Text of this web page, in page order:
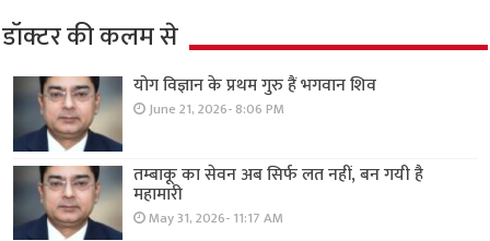
डॉक्टर की कलम से
योग विज्ञान के प्रथम गुरु हैं भगवान शिव
June 21, 2026- 8:06 PM
तम्बाकू का सेवन अब सिर्फ लत नहीं, बन गयी है
महामारी
May 31, 2026- 11:17 AM